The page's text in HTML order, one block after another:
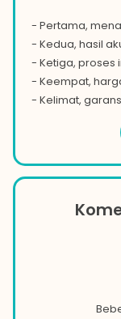
- Pertama,
- Kedua, hasil
- Ketiga, proses
- Keempat,
- Kelimat,